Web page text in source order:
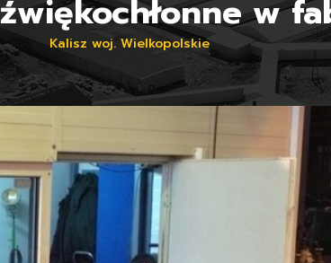
w
Kalisz woj. Wielkopolskie